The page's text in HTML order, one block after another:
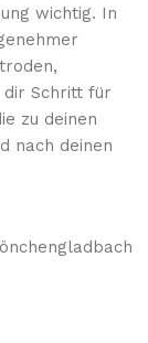
wichtig. In
dir Schritt für
zu deinen
nach deinen